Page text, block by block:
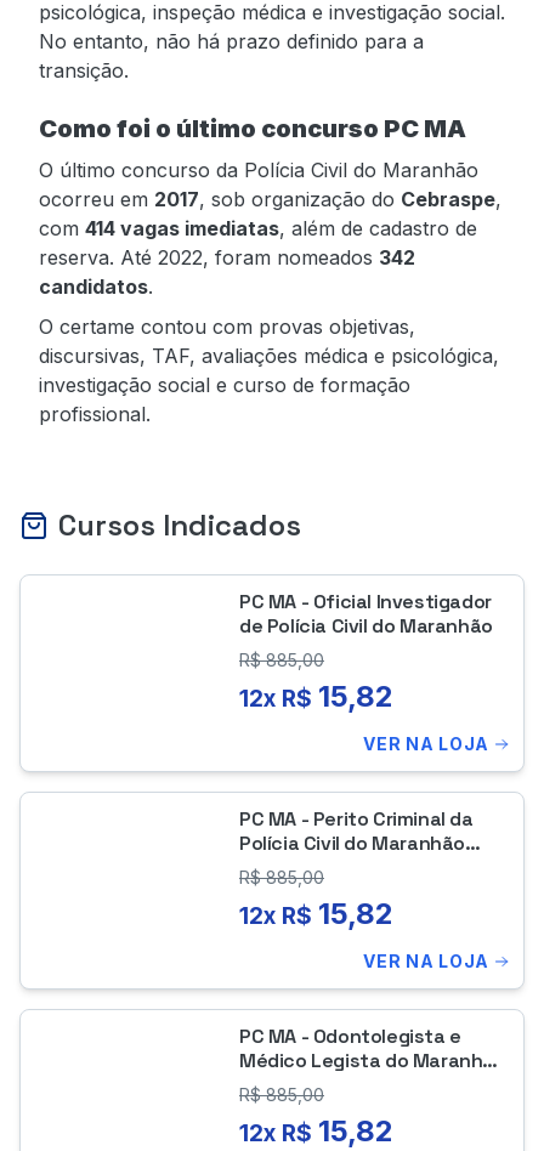
psicológica, inspeção médica e investigação social.
No entanto, não há prazo definido para a
transição.
Como foi o último concurso PC MA
O último concurso da Polícia Civil do Maranhão
ocorreu em 2017, sob organização do Cebraspe,
com 414 vagas imediatas, além de cadastro de
reserva. Até 2022, foram nomeados 342
candidatos.
O certame contou com provas objetivas,
discursivas, TAF, avaliações médica e psicológica,
investigação social e curso de formação
profissional.
Cursos Indicados
PC MA - Oficial Investigador
de Polícia Civil do Maranhão
R$885,00
12x R$ 15,82
VER NA LOJA
PC MA - Perito Criminal da
Polícia Civil do Maranhão
(Módulo Conhecimentos
Gerais)
R$885,00
12x R$ 15,82
VER NA LOJA
PC MA - Odontolegista e
Médico Legista do Maranhão
(Módulo Conhecimentos
Gerais)
R$885,00
12x R$ 15,82